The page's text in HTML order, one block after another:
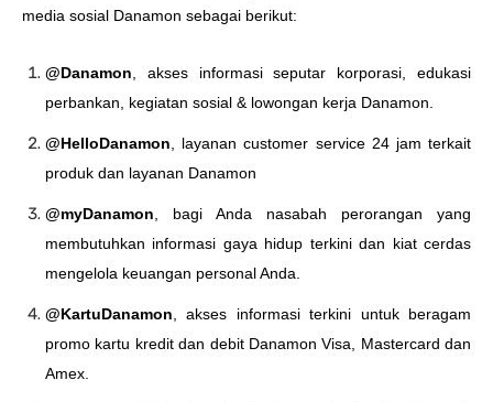
media sosial Danamon sebagai berikut:
@Danamon , akses informasi seputar korporasi, edukasi
perbankan, kegiatan sosial & lowongan kerja Danamon.
@HelloDanamon , layanan customer service 24 jam terkait
produk dan layanan Danamon
@myDanamon , bagi Anda nasabah perorangan yang
membutuhkan informasi gaya hidup terkini dan kiat cerdas
mengelola keuangan personal Anda.
@KartuDanamon , akses informasi terkini untuk beragam
promo kartu kredit dan debit Danamon Visa, Mastercard dan
Amex.